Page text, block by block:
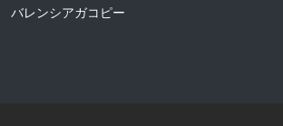
バレンシアガコピー